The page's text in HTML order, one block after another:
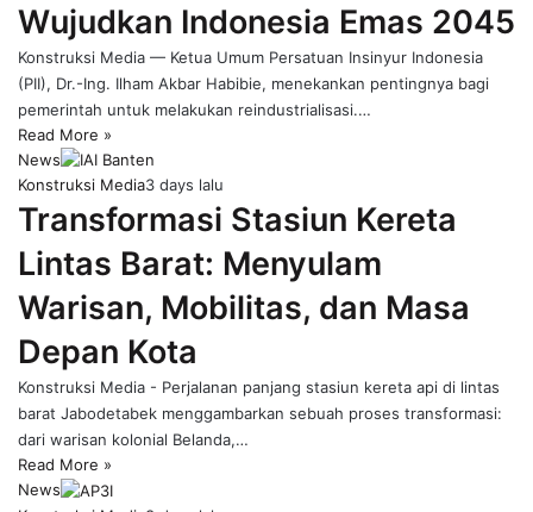
Wujudkan Indonesia Emas 2045
Konstruksi Media — Ketua Umum Persatuan Insinyur Indonesia
(PII), Dr.-Ing. Ilham Akbar Habibie, menekankan pentingnya bagi
pemerintah untuk melakukan reindustrialisasi.…
Read More »
News
Konstruksi Media3 days lalu
Transformasi Stasiun Kereta
Lintas Barat: Menyulam
Warisan, Mobilitas, dan Masa
Depan Kota
Konstruksi Media - Perjalanan panjang stasiun kereta api di lintas
barat Jabodetabek menggambarkan sebuah proses transformasi:
dari warisan kolonial Belanda,…
Read More »
News